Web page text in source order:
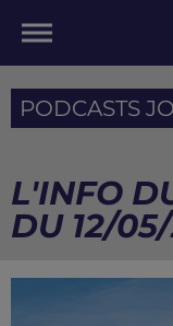
PODCASTS
L'INFO
DU 12/